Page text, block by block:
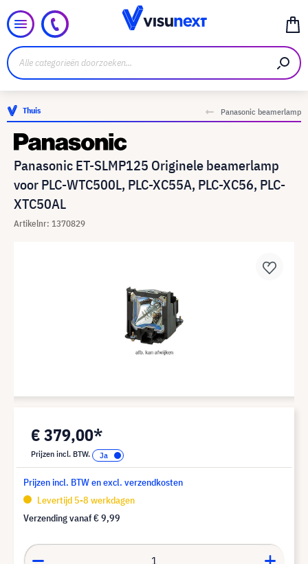
Thuis Panasonic beamerlamp
Panasonic ET-SLMP125 Originele beamerlamp
voor PLC-WTC500L, PLC-XC55A, PLC-XC56, PLC-
XTC50AL
Artikelnr: 1370829
€ 379,00*
Prijzen incl. BTW.
Prijzen incl. BTW en excl. verzendkosten
Levertijd 5-8 werkdagen
Verzending vanaf€ 9,99